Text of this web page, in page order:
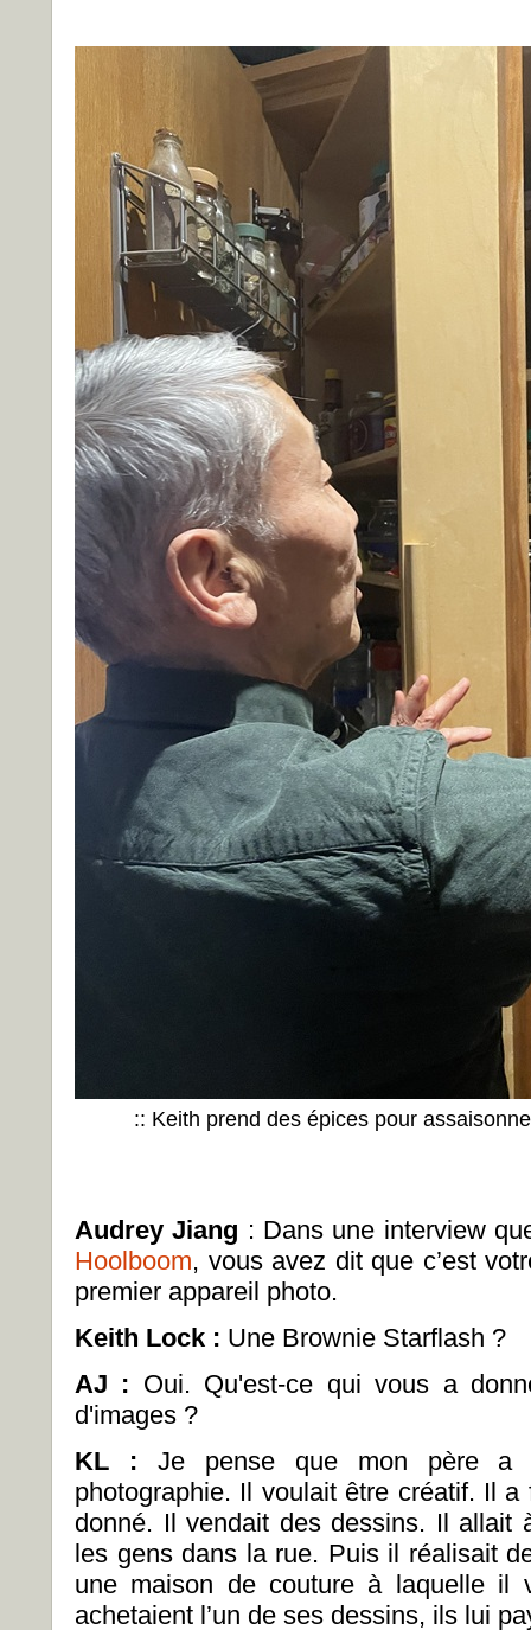
:: Keith prend des épices pour
Audrey Jiang : Dans une interview
Hoolboom, vous avez dit que c’est
premier appareil photo.
Keith Lock : Une Brownie Starflash ?
AJ : Oui. Qu'est-ce qui vous a
d'images ?
KL : Je pense que mon père a
photographie. Il voulait être créatif. Il
donné. Il vendait des dessins. Il allait
les gens dans la rue. Puis il réalisait
une maison de couture à laquelle il
achetaient l’un de ses dessins, ils lui